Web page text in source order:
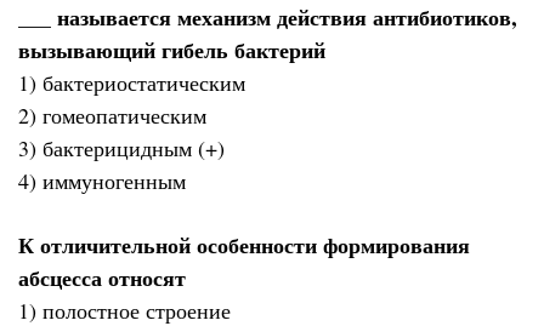
___ называется механизм действия антибиотиков,
вызывающий гибель бактерий
1) бактериостатическим
2) гомеопатическим
3) бактерицидным (+)
4) иммуногенным
К отличительной особенности формирования
абсцесса относят
1) полостное строение